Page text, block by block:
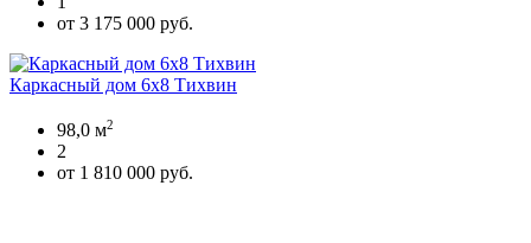
от 3 175 000 руб.
Каркасный дом 6х8 Тихвин
98,0 м2
2
от 1 810 000 руб.